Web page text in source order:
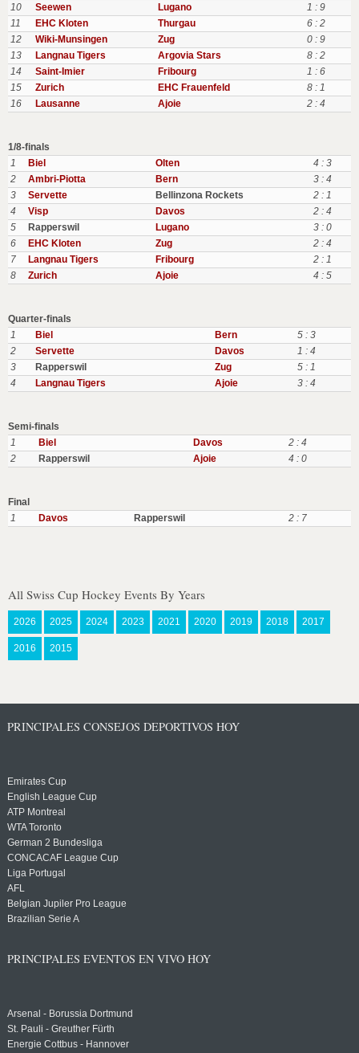
10
Seewen Lugano
1 : 9
11
EHC Kloten Thurgau
6 : 2
12
Wiki-Munsingen Zug
0 : 9
13
Langnau Tigers Argovia Stars
8 : 2
14
Saint-Imier Fribourg
1 : 6
15
Zurich EHC Frauenfeld
8 : 1
16
Lausanne Ajoie 2 : 4
1/8-finals
1
Biel Olten
4 : 3
2
Ambri-Piotta Bern
3 : 4
3
Servette Bellinzona Rockets
2 : 1
4
Visp Davos
2 : 4
5
Rapperswil Lugano
3 : 0
6
EHC Kloten Zug
2 : 4
7
Langnau Tigers Fribourg
2 : 1
8
Zurich Ajoie 4 : 5
Quarter-finals
1
Biel Bern
5 : 3
2
Servette Davos
1 : 4
3
Rapperswil Zug
5 : 1
4
Langnau Tigers Ajoie 3 : 4
Semi-finals
1
Biel Davos
2 : 4
2
Rapperswil Ajoie 4 : 0
Final
1
Davos Rapperswil 2 : 7
All Swiss Cup Hockey Events By Years
2026 2025 2024 2023 2021 2020 2019 2018 2017
2016 2015
PRINCIPALES CONSEJOS DEPORTIVOS HOY
Emirates Cup
English League Cup
ATP Montreal
WTA Toronto
German 2 Bundesliga
CONCACAF League Cup
Liga Portugal
AFL
Belgian Jupiler Pro League
Brazilian Serie A
PRINCIPALES EVENTOS EN VIVO HOY
Arsenal - Borussia Dortmund
St. Pauli - Greuther Fürth
Energie Cottbus - Hannover